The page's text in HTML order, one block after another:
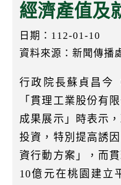
經濟產值及
日期：112-01-10
資料來源：新聞傳播
行政院長蘇貞昌今
「貫理工業股份有
成果展示」時表示
投資，特別提高誘
資行動方案」，而
10億元在桃園建立